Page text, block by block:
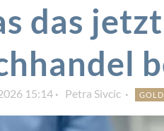
das
15:14 Petra Sivcic